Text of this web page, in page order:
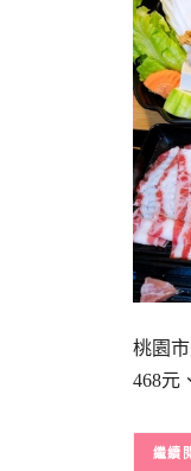
桃園
468元